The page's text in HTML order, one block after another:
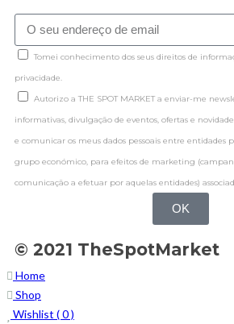
Tomei conhecimento dos seus direitos de
privacidade.
Autorizo a THE SPOT MARKET a enviar-me
informativas, divulgação de eventos, ofertas e
e comunicar os meus dados pessoais entre entidades
grupo económico, para efeitos de marketing
comunicação a efetuar por aquelas entidades)
OK
© 2021 TheSpotMarket
Home
Shop
Wishlist (0)